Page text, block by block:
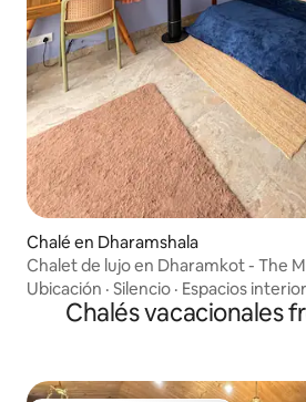
Chalé en Dharamshala
Chalet de lujo en Dharamkot - The
Ubicación · Silencio · Espacios
Chalés vacacionales